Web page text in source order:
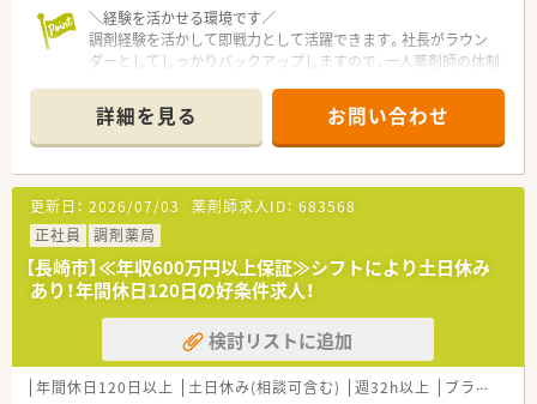
高い専門性が求められる特殊な調剤に対応できる専門医療機関
連携薬局も取得しています。
本社から業界動向などの情報が常に発信されており、患者様や医
療機関と信頼関係を築きやすい体制があるのも認定薬局が増え
ている理由の1つです。
★安心して働ける環境と福利厚生制度
年間休日が「126日相当時間」と業界トップクラスのさくら薬局
では産休・育休の希望取得率も100％！長く働き続けるための環
境づくりを考え、ライフステージに応じた福利厚生をご用意して
います。
また、患者さまへの想いをカタチにする「リトルチャレンジ制
度」では「現場主義」を念頭に、
地域・店舗ごとに異なる患者さまのニーズやスタッフの思いを実
現する取り組みも行っています。
入社後もひとりひとりの薬剤師像に近しい多彩なキャリアステ
ップをご用意しております。
こうした働きやすい環境づくりに力を入れている『さくら薬局グ
＼経験を活かせる環境です／
調剤経験を活かして即戦力として活躍できます。社長がラウン
ダーとしてしっかりバックアップしますので、一人薬剤師の体制
【店舗情報と応需状況について】
■長崎市内の石橋駅から車で7分ほどの場所に位置しており、マ
イカーでの通勤が非常に便利な調剤薬局です。
■処方箋の応需科目は皮膚科が全体の70％を占めており、ほか
に内科や整形外科の処方箋を受け付けています。
■1日あたりの処方箋枚数は約40枚となっており、一人ひとりの
患者様に対して丁寧に対応できる環境です。
【募集背景と求める人物像について】
■社長が管理薬剤師からラウンダーへ移行するため、新しく店舗
を任せられる管理薬剤師を募集しています。
■調剤業務の経験が必須となっており、これまでに培ったスキル
を活かして即戦力として働ける方を求めます。
詳細を見る お問い合わせ
更新日： 2026/07/03 薬剤師求人ID： 683568
正社員
調剤薬局
【長崎市】≪年収600万円以上保証≫シフトにより土日休み
あり！年間休日120日の好条件求人！
検討リストに追加
年間休日120日以上 土日休み(相談可含む) 週32h以上 ブランク可